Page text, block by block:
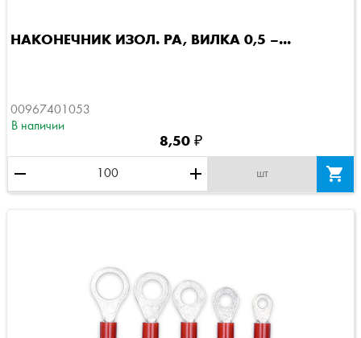
НАКОНЕЧНИК ИЗОЛ. PA, ВИЛКА 0,5 –...
00967401053
В наличии
8,50 ₽
remove add шт 